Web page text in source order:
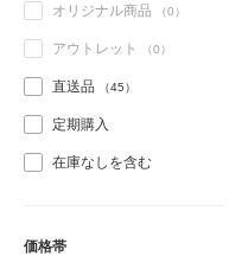
オリジナル商品 （0）
アウトレット （0）
直送品 （45）
定期購入
在庫なしを含む
価格帯